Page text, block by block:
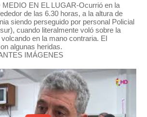
EN EL LUGAR-Ocurrió en la
de las 6.30 horas, a la altura de
siendo perseguido por personal Policial
cuando literalmente voló sobre la
en la mano contraria. El
algunas heridas.
IMÁGENES